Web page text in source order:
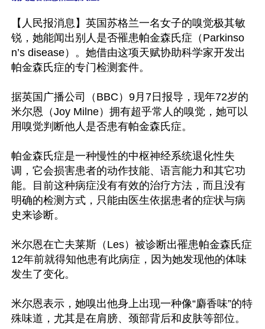
【人民报消息】英国苏格兰一名女子的嗅觉极其敏
锐，她能闻出别人是否罹患帕金森氏症（Parkinso
n’s disease）。她借由这项天赋协助科学家开发出
帕金森氏症的专门检测套件。
据英国广播公司（BBC）9月7日报导，现年72岁的
米尔恩（Joy Milne）拥有超乎常人的嗅觉，她可以
用嗅觉判断他人是否患有帕金森氏症。
帕金森氏症是一种慢性的中枢神经系统退化性失
调，它会损害患者的动作技能、语言能力和其它功
能。目前这种病症没有有效的治疗方法，而且没有
明确的检测方式，只能由医生依据患者的症状与病
史来诊断。
米尔恩在亡夫莱斯（Les）被诊断出罹患帕金森氏症
12年前就得知他患有此病症，因为她发现他的体味
发生了变化。
米尔恩表示，她嗅出他身上出现一种像“麝香味”的特
殊味道，尤其是在肩膀、颈部背后和皮肤等部位。